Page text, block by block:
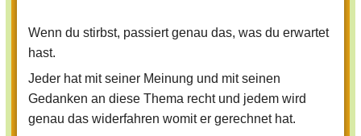
Wenn du stirbst, passiert genau das, was du erwartet
hast.
Jeder hat mit seiner Meinung und mit seinen
Gedanken an diese Thema recht und jedem wird
genau das widerfahren womit er gerechnet hat.